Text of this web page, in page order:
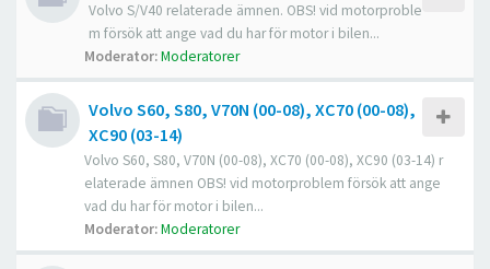
Volvo S/V40 relaterade ämnen. OBS! vid motorproble
m försök att ange vad du har för motor i bilen...
Moderator:Moderatorer
Volvo S60, S80, V70N (00-08), XC70 (00-08),
XC90 (03-14)
Volvo S60, S80, V70N (00-08), XC70 (00-08), XC90 (03-14) r
elaterade ämnen OBS! vid motorproblem försök att ange
vad du har för motor i bilen...
Moderator:Moderatorer